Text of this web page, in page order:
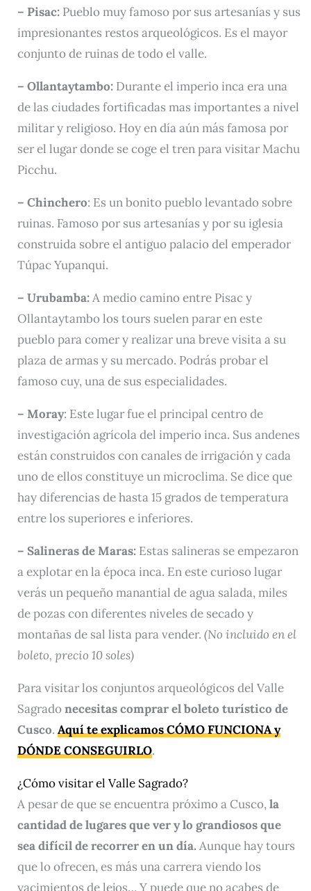
– Pisac: Pueblo muy famoso por sus artesanías y sus
impresionantes restos arqueológicos. Es el mayor
conjunto de ruinas de todo el valle.
– Ollantaytambo: Durante el imperio inca era una
de las ciudades fortificadas mas importantes a nivel
militar y religioso. Hoy en día aún más famosa por
ser el lugar donde se coge el tren para visitar Machu
Picchu.
– Chinchero: Es un bonito pueblo levantado sobre
ruinas. Famoso por sus artesanías y por su iglesia
construida sobre el antiguo palacio del emperador
Túpac Yupanqui.
– Urubamba:A medio camino entre Pisac y
Ollantaytambo los tours suelen parar en este
pueblo para comer y realizar una breve visita a su
plaza de armas y su mercado. Podrás probar el
famoso cuy, una de sus especialidades.
– Moray: Este lugar fue el principal centro de
investigación agrícola del imperio inca. Sus andenes
están construidos con canales de irrigación y cada
uno de ellos constituye un microclima. Se dice que
hay diferencias de hasta 15 grados de temperatura
entre los superiores e inferiores.
– Salineras de Maras: Estas salineras se empezaron
a explotar en la época inca. En este curioso lugar
verás un pequeño manantial de agua salada, miles
de pozas con diferentes niveles de secado y
montañas de sal lista para vender. (No incluido en el
boleto, precio 10 soles)
Para visitar los conjuntos arqueológicos del Valle
Sagradonecesitas comprar el boleto turístico de
Cusco. Aquí te explicamos CÓMO FUNCIONA y
DÓNDE CONSEGUIRLO.
¿Cómo visitar el Valle Sagrado?
A pesar de que se encuentra próximo a Cusco,la
cantidad de lugares que ver y lo grandiosos que
sea difícil de recorrer en un día. Aunque hay tours
que lo ofrecen, es más una carrera viendo los
yacimientos de lejos… Y puede que no acabes de